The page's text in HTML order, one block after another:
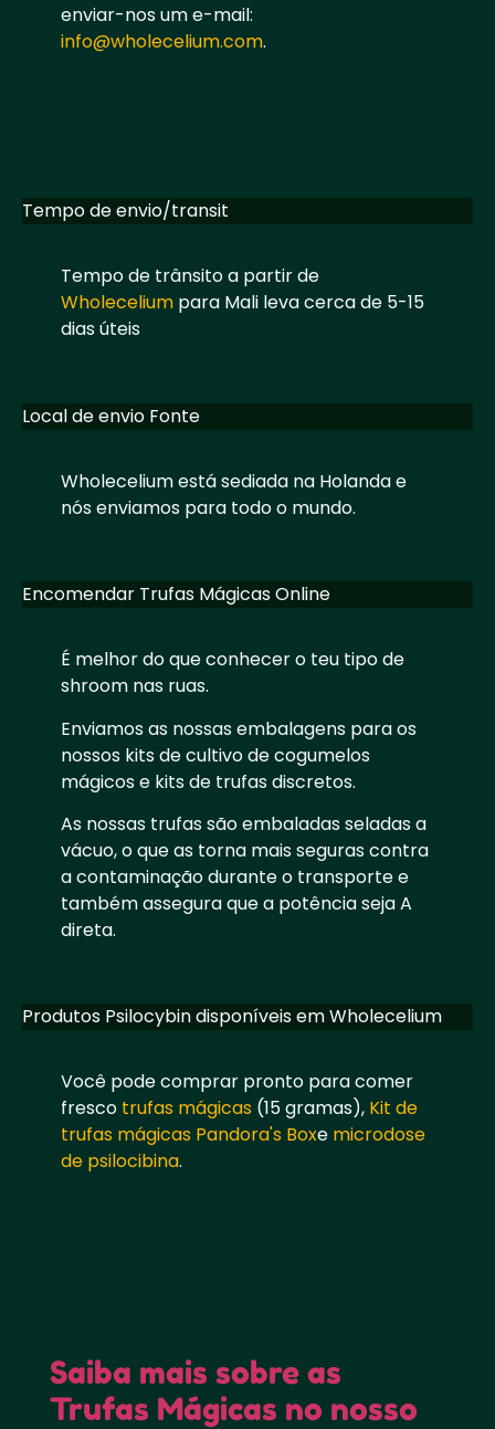
enviar-nos um e-mail:
info@wholecelium.com.
Tempo de envio/transit
Tempo de trânsito a partir de
Wholecelium para Mali leva cerca de 5-15
dias úteis
Local de envio Fonte
Wholecelium está sediada na Holanda e
nós enviamos para todo o mundo.
Encomendar Trufas Mágicas Online
É melhor do que conhecer o teu tipo de
shroom nas ruas.
Enviamos as nossas embalagens para os
nossos kits de cultivo de cogumelos
mágicos e kits de trufas discretos.
As nossas trufas são embaladas seladas a
vácuo, o que as torna mais seguras contra
a contaminação durante o transporte e
também assegura que a potência seja A
direta.
Produtos Psilocybin disponíveis em Wholecelium
Você pode comprar pronto para comer
fresco trufas mágicas (15 gramas), Kit de
trufas mágicas Pandora's Boxe microdose
de psilocibina.
Saiba mais sobre as
Trufas Mágicas no nosso